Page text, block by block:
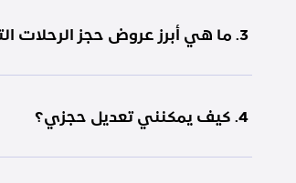
3. ما هي أبرز عروض حجز الرحلات التي يقدمها طيران الرياض؟
4. كيف يمكنني تعديل حجزي؟